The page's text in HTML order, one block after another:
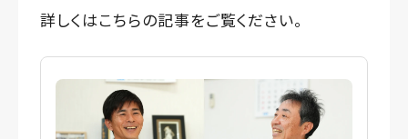
詳しくはこちらの記事をご覧ください。